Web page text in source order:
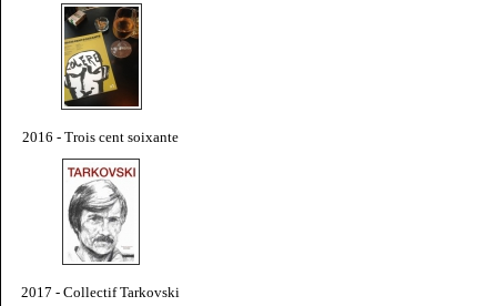
2016 - Trois cent soixante
2017 - Collectif Tarkovski